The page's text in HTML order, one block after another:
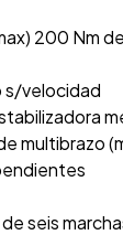
200 Nm
s/velocidad
multibrazo
seis